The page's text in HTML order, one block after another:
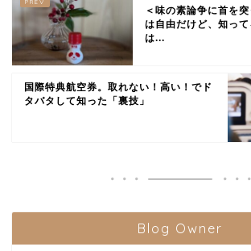
＜味の素論争に首を
は自由だけど、知っ
は...
国際特典航空券。取れない！高い！でド
タバタして知った「裏技」
Blog Owner